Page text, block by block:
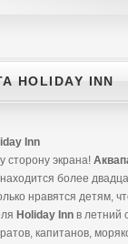
HOLIDAY INN
Inn
сторону экрана!
более
нравятся детям,
Holiday Inn в летний
капитанов,